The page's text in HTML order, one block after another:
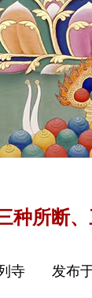
种所断
寺 发布